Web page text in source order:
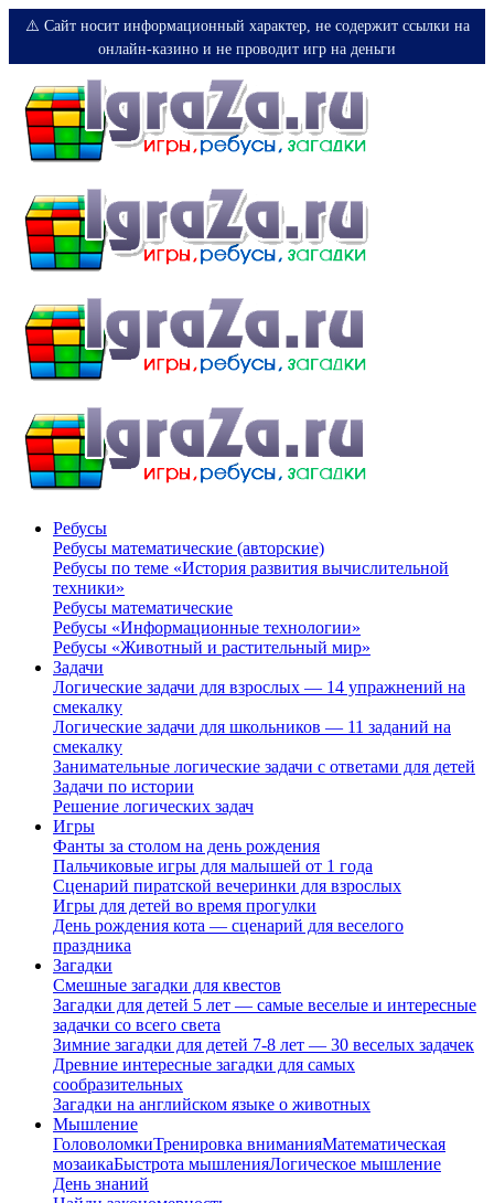
⚠️ Сайт носит информационный характер, не содержит ссылки на
онлайн-казино и не проводит игр на деньги
Ребусы
Ребусы математические (авторские)
Ребусы по теме «История развития вычислительной
техники»
Ребусы математические
Ребусы «Информационные технологии»
Ребусы «Животный и растительный мир»
Задачи
Логические задачи для взрослых — 14 упражнений на
смекалку
Логические задачи для школьников — 11 заданий на
смекалку
Занимательные логические задачи с ответами для детей
Задачи по истории
Решение логических задач
Игры
Фанты за столом на день рождения
Пальчиковые игры для малышей от 1 года
Сценарий пиратской вечеринки для взрослых
Игры для детей во время прогулки
День рождения кота — сценарий для веселого
праздника
Загадки
Смешные загадки для квестов
Загадки для детей 5 лет — самые веселые и интересные
задачки со всего света
Зимние загадки для детей 7-8 лет — 30 веселых задачек
Древние интересные загадки для самых
сообразительных
Загадки на английском языке о животных
Мышление
ГоловоломкиТренировка вниманияМатематическая
мозаикаБыстрота мышленияЛогическое мышление
День знаний